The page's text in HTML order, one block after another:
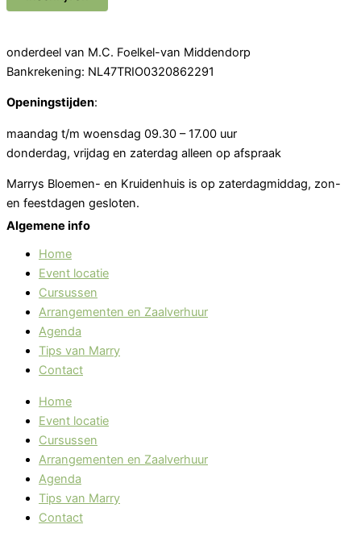
onderdeel van M.C. Foelkel-van Middendorp
Bankrekening: NL47TRIO0320862291
Openingstijden:
maandag t/m woensdag 09.30 – 17.00 uur
donderdag, vrijdag en zaterdag alleen op afspraak
Marrys Bloemen- en Kruidenhuis is op zaterdagmiddag, zon-
en feestdagen gesloten.
Algemene info
Home
Event locatie
Cursussen
Arrangementen en Zaalverhuur
Agenda
Tips van Marry
Contact
Home
Event locatie
Cursussen
Arrangementen en Zaalverhuur
Agenda
Tips van Marry
Contact